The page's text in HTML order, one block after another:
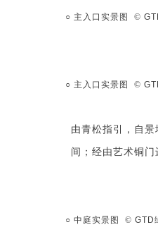
○ 主入口实景图 ©
○ 主入口实景图 ©
由青松指引，自
间；经由艺术铜门
○ 中庭实景图 © GTD